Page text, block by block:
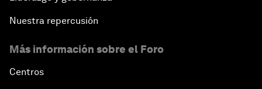
Nuestra repercusión
Más información sobre el Foro
Centros